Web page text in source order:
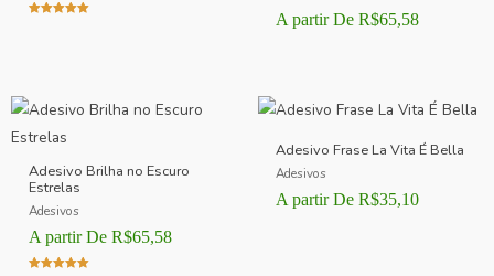
A partir De R$65,58
Adesivo Brilha no Escuro
Estrelas
Adesivos
A partir De R$65,58
Adesivo Frase La Vita É Bella
Adesivos
A partir De R$35,10